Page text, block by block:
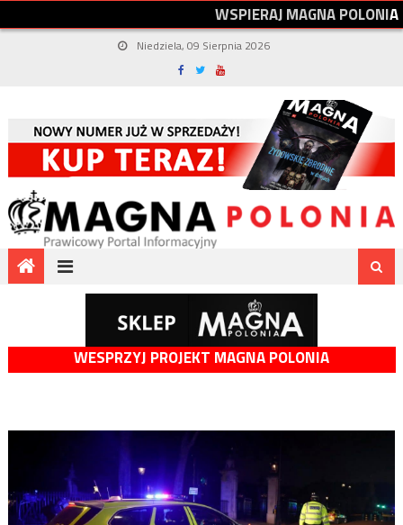
WSPIERAJMAGNAPOLONIA
Niedziela, 09 Sierpnia 2026
WESPRZYJ PROJEKT MAGNA POLONIA